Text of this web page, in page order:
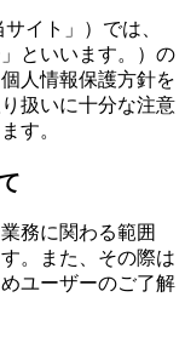
イト」）では、
といいます。）の
人情報保護方針を
扱いに十分な注意
す。
務に関わる範囲
。また、その際は
ユーザーのご了解